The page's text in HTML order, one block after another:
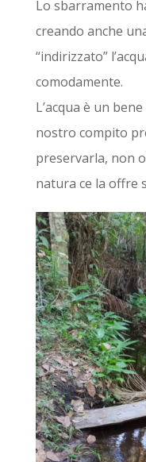
Lo sbarramento
creando anche
“indirizzato”
comodamente.
L’acqua è un
nostro compito
preservarla, non
natura ce la offre